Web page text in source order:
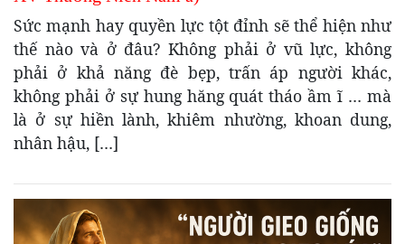
Sức mạnh hay quyền lực tột đỉnh sẽ thể hiện như
thế nào và ở đâu? Không phải ở vũ lực, không
phải ở khả năng đè bẹp, trấn áp người khác,
không phải ở sự hung hăng quát tháo ầm ĩ … mà
là ở sự hiền lành, khiêm nhường, khoan dung,
nhân hậu, […]